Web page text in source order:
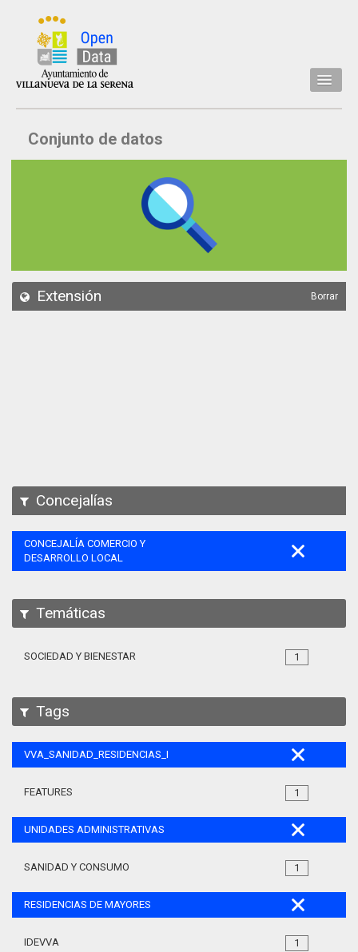
Inicio
Datos
API
Conjunto de datos
Extensión Borrar
Concejalías
CONCEJALÍA COMERCIO Y
DESARROLLO LOCAL
Temáticas
1
SOCIEDAD Y BIENESTAR
Tags
VVA_SANIDAD_RESIDENCIAS_MAYORES_105
1
FEATURES
UNIDADES ADMINISTRATIVAS
1
SANIDAD Y CONSUMO
RESIDENCIAS DE MAYORES
1
IDEVVA